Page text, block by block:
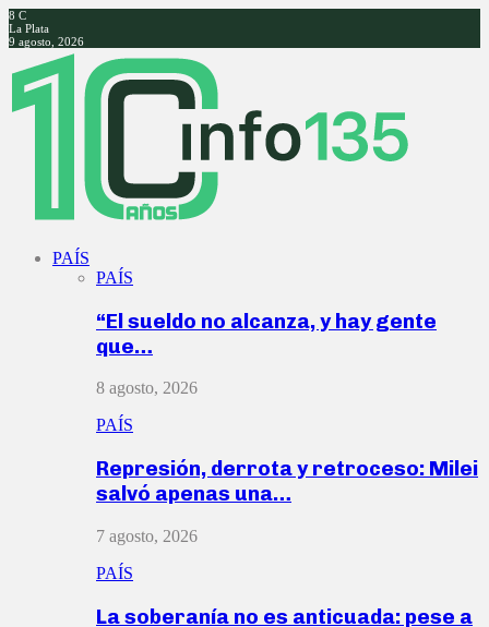
8 C
La Plata
9 agosto, 2026
Facebook
Twitter
Instagram
Youtube
PAÍS
PAÍS
“El sueldo no alcanza, y hay gente
que…
8 agosto, 2026
PAÍS
Represión, derrota y retroceso: Milei
salvó apenas una…
7 agosto, 2026
PAÍS
La soberanía no es anticuada: pese a